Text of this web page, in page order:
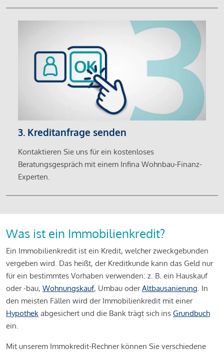
3. Kreditanfrage senden
Kontaktieren Sie uns für ein kostenloses
Beratungsgespräch mit einem Infina Wohnbau-Finanz-
Experten.
Was ist ein Immobilienkredit?
Ein Immobilienkredit ist ein Kredit, welcher zweckgebunden
vergeben wird. Das heißt, der Kreditkunde kann das Geld nur
für ein bestimmtes Vorhaben verwenden: z. B. ein Hauskauf
oder -bau, Wohnungskauf, Umbau oderAltbausanierung. In
den meisten Fällen wird der Immobilienkredit mit einer
Hypothek abgesichert und die Bank trägt sich ins Grundbuch
ein.
Mit unserem Immokredit-Rechner können Sie verschiedene